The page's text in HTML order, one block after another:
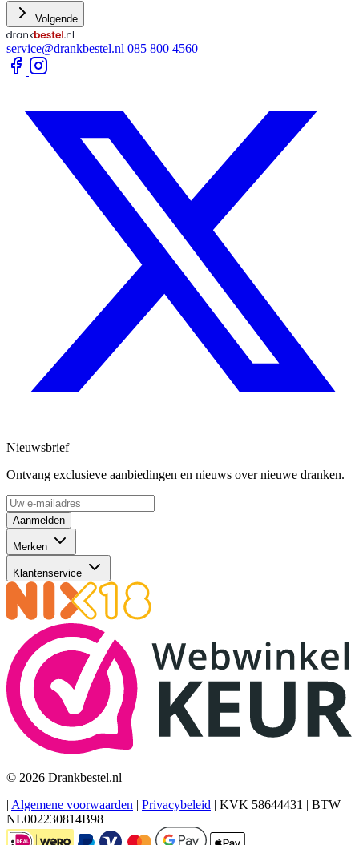
Volgende
service@drankbestel.nl 085 800 4560
Nieuwsbrief
Ontvang exclusieve aanbiedingen en nieuws over nieuwe dranken.
Aanmelden
Merken
Klantenservice
© 2026 Drankbestel.nl
| Algemene voorwaarden | Privacybeleid | KVK 58644431 | BTW
NL002230814B98